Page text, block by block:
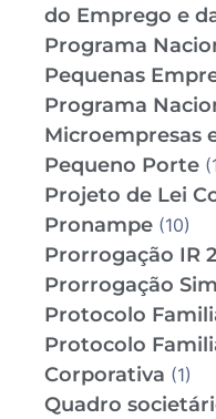
do Emprego e
Programa
Pequenas
Programa
Microempresas
Pequeno Porte
Projeto de Lei
Pronampe (10)
Prorrogação IR
Prorrogação
Protocolo
Protocolo
Corporativa (1)
Quadro